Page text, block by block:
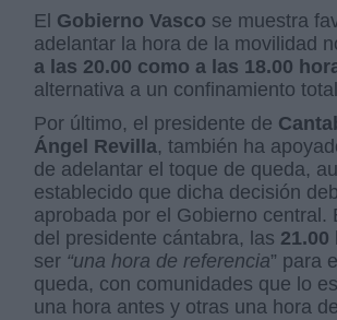
El Gobierno Vasco se muestra
adelantar la hora de la movilidad
a las 20.00 como a las 18.00
alternativa a un confinamiento
Por último, el presidente de
Ángel Revilla, también ha
de adelantar el toque de queda,
establecido que dicha decisión
aprobada por el Gobierno central.
del presidente cántabra, las 21.00
ser “una hora de referencia” para
queda, con comunidades que lo
una hora antes y otras una hora